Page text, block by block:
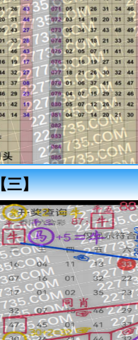
三】